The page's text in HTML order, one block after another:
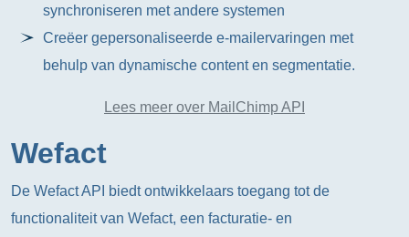
synchroniseren met andere systemen
Creëer gepersonaliseerde e-mailervaringen met
behulp van dynamische content en segmentatie.
Lees meer over MailChimp API
Wefact
De Wefact API biedt ontwikkelaars toegang tot de
functionaliteit van Wefact, een facturatie- en